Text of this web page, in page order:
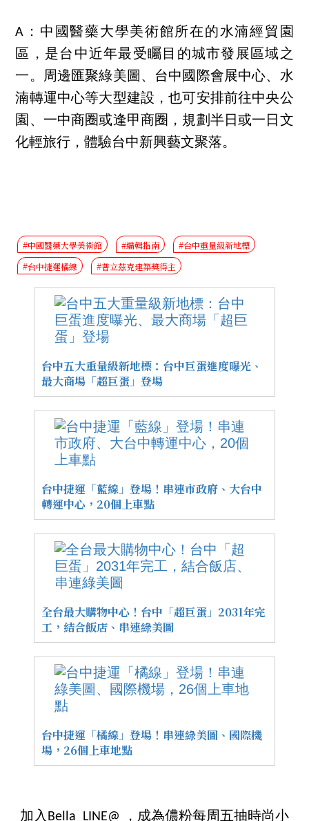
A：中國醫藥大學美術館所在的水湳經貿園
區，是台中近年最受矚目的城市發展區域之
一。周邊匯聚綠美圖、台中國際會展中心、水
湳轉運中心等大型建設，也可安排前往中央公
園、一中商圈或逢甲商圈，規劃半日或一日文
化輕旅行，體驗台中新興藝文聚落。
#中國醫藥大學美術館 #編輯指南
#台中重量級新地標
#台中捷運橘線
#普立茲克建築獎得主
台中五大重量級新地標：台中巨蛋進度曝光、
最大商場「超巨蛋」登場
台中捷運「藍線」登場！串連市政府、大台中
轉運中心，20個上車點
全台最大購物中心！台中「超巨蛋」2031年完
工，結合飯店、串連綠美圖
台中捷運「橘線」登場！串連綠美圖、國際機
場，26個上車地點
加入Bella LINE@ ，成為儂粉每周五抽時尚小